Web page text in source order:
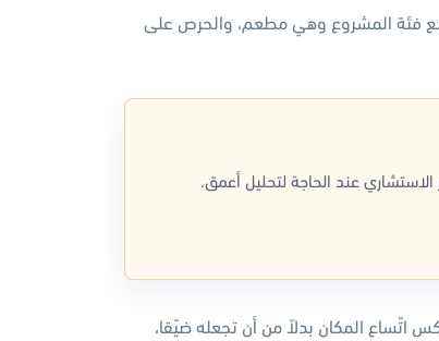
مع فئة المشروع وهي مطعم، والحرص على
عند الحاجة لتحليل أعمق.
اتّساع المكان بدلاً من أن تجعله ضيّقا،